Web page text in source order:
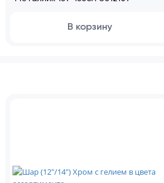
В корзину